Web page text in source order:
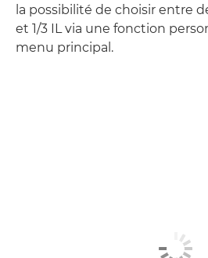
la possibilité de choisir entre
et 1/3 IL via une fonction
menu principal.